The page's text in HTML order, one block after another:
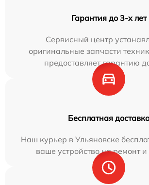
Гарантия до 3-х лет
Сервисный центр
оригинальные запчасти
предоставляет гарантию
Бесплатная
Наш курьер в Ульяновске
ваше устройство на ремонт и